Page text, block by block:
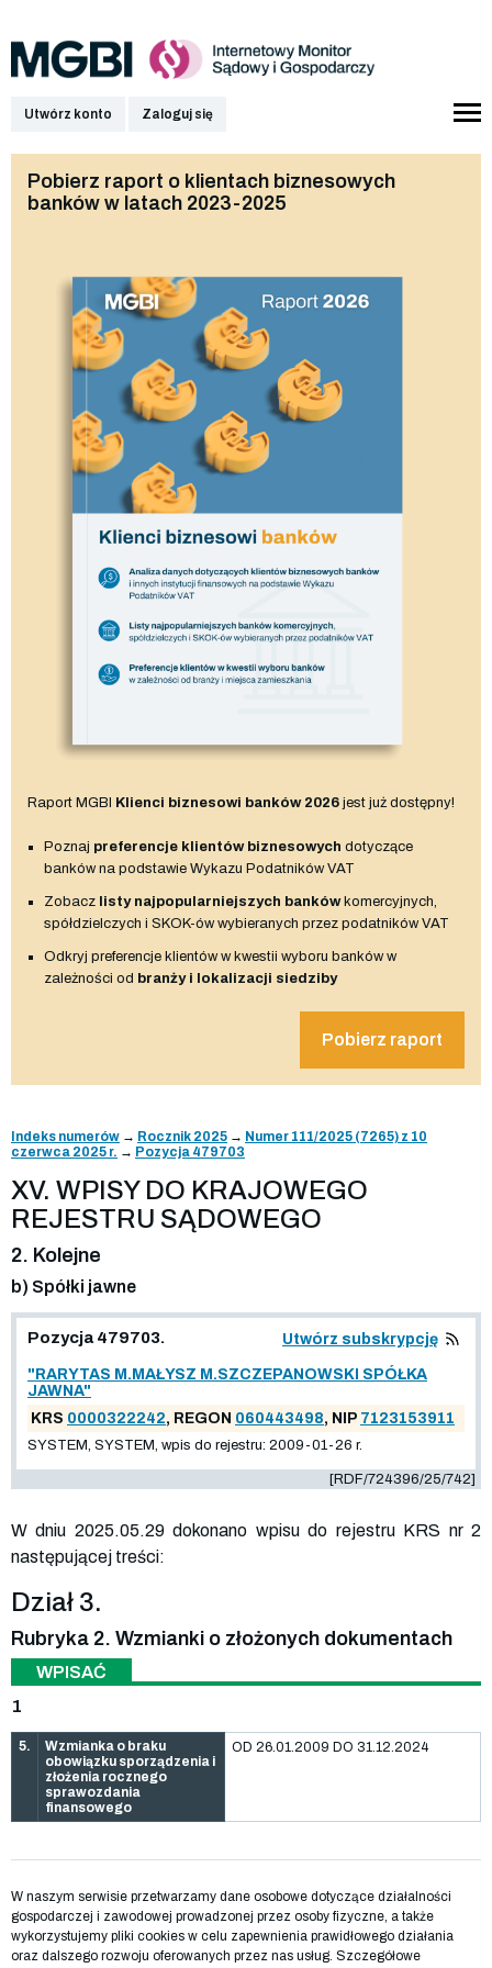
Utwórz konto Zaloguj się
Pobierz raport o klientach biznesowych
banków w latach 2023-2025
Raport MGBI Klienci biznesowi banków 2026 jest już dostępny!
Poznaj preferencje klientów biznesowych dotyczące
banków na podstawie Wykazu Podatników VAT
Zobacz listy najpopularniejszych bankówkomercyjnych,
spółdzielczych i SKOK-ów wybieranych przez podatników VAT
Odkryj preferencje klientów w kwestii wyboru banków w
zależności od branży i lokalizacji siedziby
Pobierz raport
Indeks numerów → Rocznik 2025 → Numer 111/2025 (7265) z 10
czerwca 2025 r. → Pozycja 479703
XV. WPISY DO KRAJOWEGO
REJESTRU SĄDOWEGO
2. Kolejne
b) Spółki jawne
Pozycja 479703. Utwórz subskrypcję
"RARYTAS M.MAŁYSZ M.SZCZEPANOWSKI SPÓŁKA
JAWNA"
KRS 0000322242, REGON 060443498, NIP 7123153911
SYSTEM, SYSTEM, wpis do rejestru: 2009-01-26 r.
[RDF/724396/25/742]
W dniu 2025.05.29 dokonano wpisu do rejestru KRS nr 2
następującej treści:
Dział 3.
Rubryka 2. Wzmianki o złożonych dokumentach
WPISAĆ
1
5.
Wzmianka o braku
obowiązku sporządzenia i
złożenia rocznego
sprawozdania
finansowego
OD 26.01.2009 DO 31.12.2024
W naszym serwisie przetwarzamy dane osobowe dotyczące działalności
gospodarczej i zawodowej prowadzonej przez osoby fizyczne, a także
wykorzystujemy pliki cookies w celu zapewnienia prawidłowego działania
oraz dalszego rozwoju oferowanych przez nas usług. Szczegółowe